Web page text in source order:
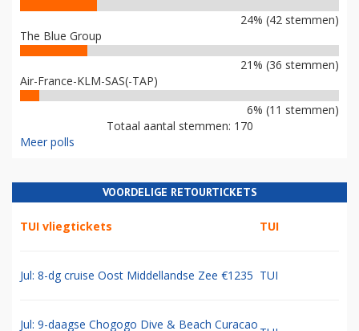
24% (42 stemmen)
The Blue Group
21% (36 stemmen)
Air-France-KLM-SAS(-TAP)
6% (11 stemmen)
Totaal aantal stemmen: 170
Meer polls
VOORDELIGE RETOURTICKETS
TUI vliegtickets TUI
Jul: 8-dg cruise Oost Middellandse Zee €1235 TUI
Jul: 9-daagse Chogogo Dive & Beach Curacao